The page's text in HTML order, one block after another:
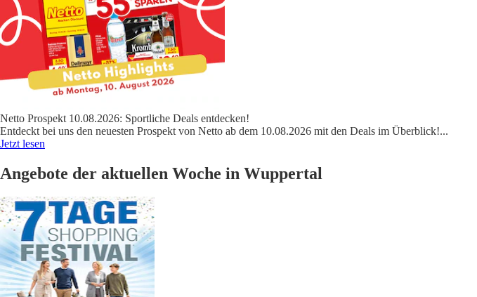
Netto Prospekt 10.08.2026: Sportliche Deals entdecken!
Entdeckt bei uns den neuesten Prospekt von Netto ab dem 10.08.2026 mit den Deals im Überblick!...
Jetzt lesen
Angebote der aktuellen Woche in Wuppertal